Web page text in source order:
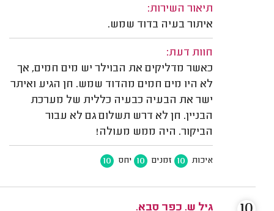
תיאור השירות:
איתור בעיה בדוד שמש.
חוות דעת:
כאשר מדליקים את הבוילר יש מים חמים, אך
לא היו מים חמים מהדוד שמש. חן הגיע ואיתר
ישר את הבעיה כבעיה כללית של מערכת
הבניין. חן לא דרש תשלום גם לא עבור
הביקור. היה ממש מעולה!
איכות 10 זמנים 10 יחס 10
גיל ש. כפר סבא.